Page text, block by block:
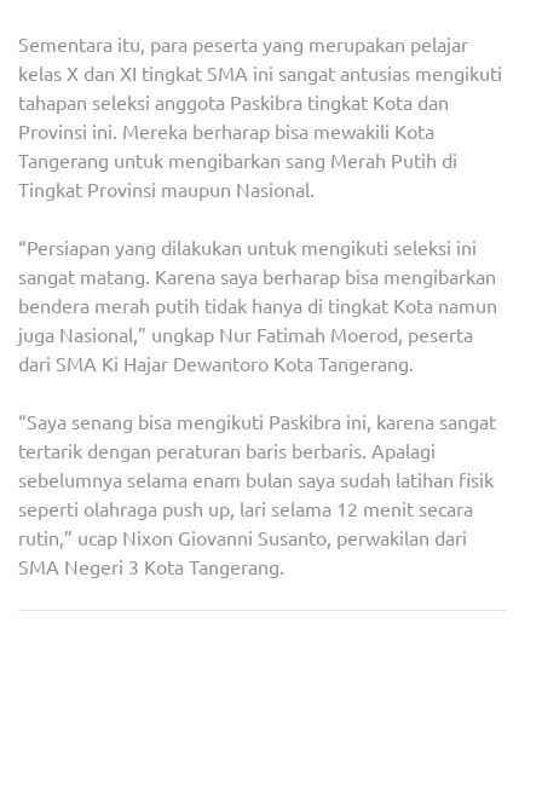
Sementara itu, para peserta yang merupakan pelajar
kelas X dan XI tingkat SMA ini sangat antusias mengikuti
tahapan seleksi anggota Paskibra tingkat Kota dan
Provinsi ini. Mereka berharap bisa mewakili Kota
Tangerang untuk mengibarkan sang Merah Putih di
Tingkat Provinsi maupun Nasional.
“Persiapan yang dilakukan untuk mengikuti seleksi ini
sangat matang. Karena saya berharap bisa mengibarkan
bendera merah putih tidak hanya di tingkat Kota namun
juga Nasional,” ungkap Nur Fatimah Moerod, peserta
dari SMA Ki Hajar Dewantoro Kota Tangerang.
“Saya senang bisa mengikuti Paskibra ini, karena sangat
tertarik dengan peraturan baris berbaris. Apalagi
sebelumnya selama enam bulan saya sudah latihan fisik
seperti olahraga push up, lari selama 12 menit secara
rutin,” ucap Nixon Giovanni Susanto, perwakilan dari
SMA Negeri 3 Kota Tangerang.